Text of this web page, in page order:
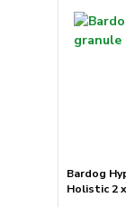
Bardog
Holistic 2